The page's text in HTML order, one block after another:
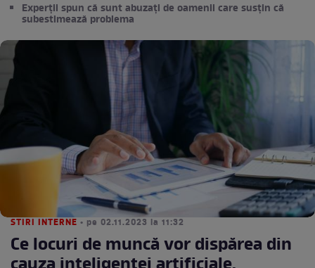
Experții spun că sunt abuzați de oamenii care susţin că
subestimează problema
STIRI INTERNE • pe 02.11.2023 la 11:32
Ce locuri de muncă vor dispărea din